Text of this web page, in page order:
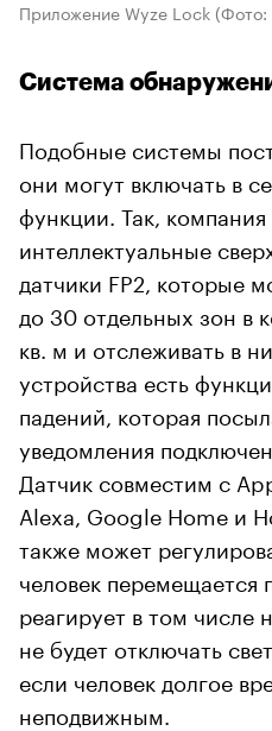
Приложение Wyze Lock
Система
Подобные системы
они могут включать в
функции. Так,
интеллектуальные
датчики FP2, которые
до 30 отдельных зон в
кв. м и отслеживать в
устройства есть
падений, которая
уведомления
Датчик совместим с
Alexa, Google Home и
также может
человек перемещается
реагирует в том числе
не будет отключать
если человек долгое
неподвижным.